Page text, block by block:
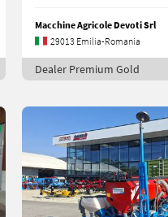
Macchine Agricole Devoti Srl
29013 Emilia-Romania
Dealer Premium Gold